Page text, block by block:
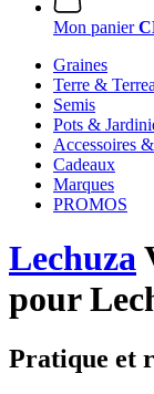
Mon panier
Graines
Terre &
Semis
Pots &
Accessoires
Cadeaux
Marques
PROMOS
Lechuza
pour
Pratique et